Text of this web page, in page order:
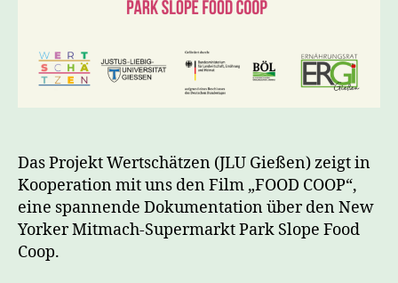
Das Projekt Wertschätzen (JLU Gießen) zeigt in
Kooperation mit uns den Film „FOOD COOP“,
eine spannende Dokumentation über den New
Yorker Mitmach-Supermarkt Park Slope Food
Coop.